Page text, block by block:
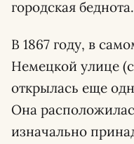
городская беднота.
В 1867 году, в
Немецкой улице
открылась еще
Она
изначально